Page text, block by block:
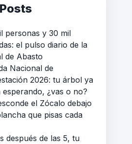
personas y 30 mil
el pulso diario de la
de Abasto
Nacional de
2026: tu árbol ya
esperando, ¿vas o no?
el Zócalo debajo
que pisas cada
después de las 5, tu